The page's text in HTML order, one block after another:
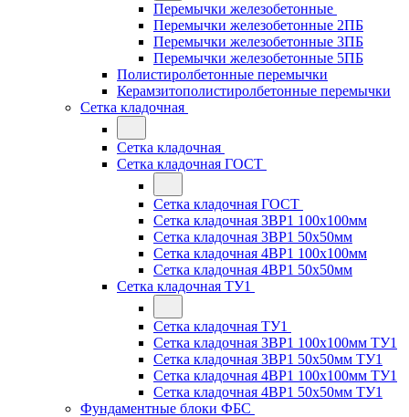
Перемычки железобетонные
Перемычки железобетонные 2ПБ
Перемычки железобетонные 3ПБ
Перемычки железобетонные 5ПБ
Полистиролбетонные перемычки
Керамзитополистиролбетонные перемычки
Сетка кладочная
Сетка кладочная
Сетка кладочная ГОСТ
Сетка кладочная ГОСТ
Сетка кладочная 3ВР1 100x100мм
Сетка кладочная 3ВР1 50x50мм
Сетка кладочная 4ВР1 100x100мм
Сетка кладочная 4ВР1 50x50мм
Сетка кладочная ТУ1
Сетка кладочная ТУ1
Сетка кладочная 3ВР1 100x100мм ТУ1
Сетка кладочная 3ВР1 50x50мм ТУ1
Сетка кладочная 4ВР1 100x100мм ТУ1
Сетка кладочная 4ВР1 50x50мм ТУ1
Фундаментные блоки ФБС